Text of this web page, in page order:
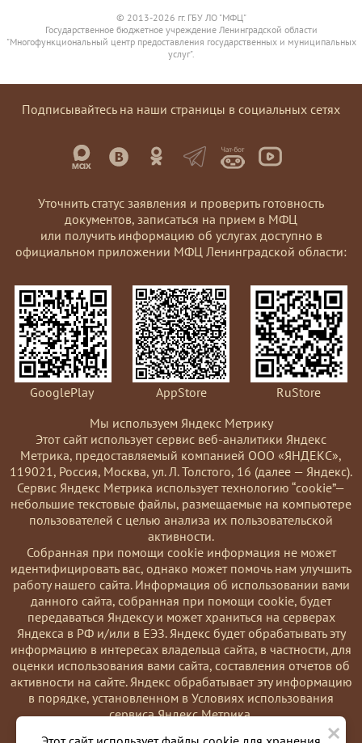
×
© 2013-2026 гг. ГБУ ЛО "МФЦ"
Государственное бюджетное учреждение Ленинградской области
"Многофункциональный центр предоставления государственных и муниципальных
услуг".
Подписывайтесь на наши страницы в социальных сетях
Уточнить статус заявления и проверить готовность
документов, записаться на прием в МФЦ
или получить информацию об услугах доступно в
официальном приложении МФЦ Ленинградской области:
GooglePlay AppStore
RuStore
Мы используем Яндекс Метрику
Этот сайт использует сервис веб-аналитики Яндекс
Метрика, предоставляемый компанией ООО «ЯНДЕКС»,
119021, Россия, Москва, ул. Л. Толстого, 16 (далее — Яндекс).
Сервис Яндекс Метрика использует технологию “cookie”—
небольшие текстовые файлы, размещаемые на компьютере
пользователей с целью анализа их пользовательской
активности.
Coбранная при помощи cookie информация не может
идентифицировать вас, однако может помочь нам улучшить
работу нашего сайта. Информация об использовании вами
данного сайта, собранная при помощи cookie, будет
передаваться Яндексу и может храниться на серверах
Яндекса в РФ и/или в ЕЭЗ. Яндекс будет обрабатывать эту
информацию в интересах владельца сайта, в частности, для
оценки использования вами сайта, составления отчетов об
активности на сайте. Яндекс обрабатывает эту информацию
в порядке, установленном в Условиях использования
сервиса Яндекс Метрика.
Вы можете отказаться от использования cookies, выбрав